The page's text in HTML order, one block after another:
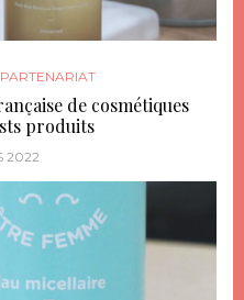
PARTENARIAT
de cosmétiques
produits
2022